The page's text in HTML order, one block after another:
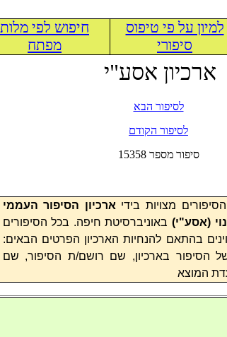
למיון על פי טיפוס
סיפורי
חיפוש לפי מלות
מפתח
ארכיון אסע"י
לסיפור הבא
לסיפור הקודם
15358 סיפור מספר
מצויות בידי ארכיון הסיפור העממי
(אסע"י) באוניברסיטת חיפה. בכל הסיפורים
בהתאם להנחיות הארכיון הפרטים הבאים:
הסיפור בארכיון, שם רושם/ת הסיפור, שם
המוצא